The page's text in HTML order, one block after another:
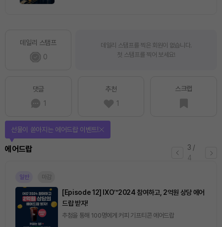
데일리 스탬프
0
데일리 스탬프를 찍은 회원이 없습니다.
첫 스탬프를 찍어 보세요!
댓글
1
추천
1
스크랩
3 /
4
에어드랍
선물이 쏟아지는 에어드랍 이벤트!
일반 마감
[Episode 12] IXO™2024 참여하고, 2억원 상당 에어
드랍 받자!
추첨을 통해 100명에게 커피 기프티콘 에어드랍